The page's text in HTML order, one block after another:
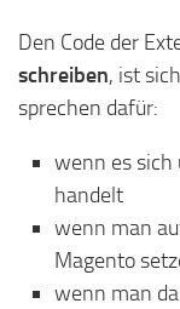
Den Code der
schreiben, ist
sprechen dafür:
wenn es sich
handelt
wenn man
Magento
wenn man